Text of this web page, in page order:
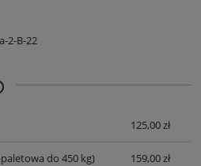
2-B-22
125,00 zł
do 450 kg) 159,00 zł